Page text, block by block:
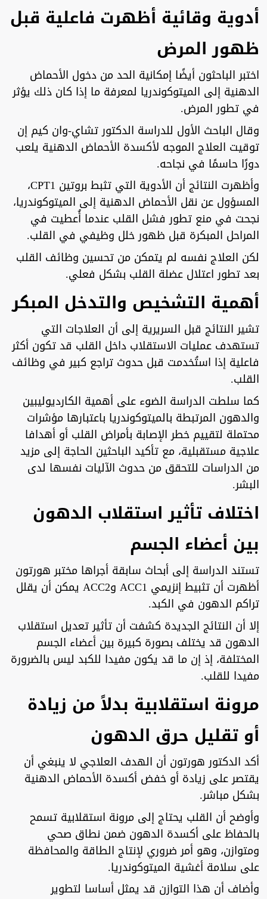
أدوية وقائية أظهرت فاعلية قبل
ظهور المرض
اختبر الباحثون أيضًا إمكانية الحد من دخول الأحماض
الدهنية إلى الميتوكوندريا لمعرفة ما إذا كان ذلك يؤثر
في تطور المرض.
وقال الباحث الأول للدراسة الدكتور تشاي-وان كيم إن
توقيت العلاج الموجه لأكسدة الأحماض الدهنية يلعب
دورًا حاسمًا في نجاحه.
وأظهرت النتائج أن الأدوية التي تثبط بروتين CPT1،
المسؤول عن نقل الأحماض الدهنية إلى الميتوكوندريا،
نجحت في منع تطور فشل القلب عندما أُعطيت في
المراحل المبكرة قبل ظهور خلل وظيفي في القلب.
لكن العلاج نفسه لم يتمكن من تحسين وظائف القلب
بعد تطور اعتلال عضلة القلب بشكل فعلي.
أهمية التشخيص والتدخل المبكر
تشير النتائج قبل السريرية إلى أن العلاجات التي
تستهدف عمليات الاستقلاب داخل القلب قد تكون أكثر
فاعلية إذا استُخدمت قبل حدوث تراجع كبير في وظائف
القلب.
كما سلطت الدراسة الضوء على أهمية الكارديوليبين
والدهون المرتبطة بالميتوكوندريا باعتبارها مؤشرات
محتملة لتقييم خطر الإصابة بأمراض القلب أو أهدافا
علاجية مستقبلية، مع تأكيد الباحثين الحاجة إلى مزيد
من الدراسات للتحقق من حدوث الآليات نفسها لدى
البشر.
اختلاف تأثير استقلاب الدهون
بين أعضاء الجسم
تستند الدراسة إلى أبحاث سابقة أجراها مختبر هورتون
أظهرت أن تثبيط إنزيمي ACC1 وACC2 يمكن أن يقلل
تراكم الدهون في الكبد.
إلا أن النتائج الجديدة كشفت أن تأثير تعديل استقلاب
الدهون قد يختلف بصورة كبيرة بين أعضاء الجسم
المختلفة، إذ إن ما قد يكون مفيدا للكبد ليس بالضرورة
مفيدا للقلب.
مرونة استقلابية بدلاً من زيادة
أو تقليل حرق الدهون
أكد الدكتور هورتون أن الهدف العلاجي لا ينبغي أن
يقتصر على زيادة أو خفض أكسدة الأحماض الدهنية
بشكل مباشر.
وأوضح أن القلب يحتاج إلى مرونة استقلابية تسمح
بالحفاظ على أكسدة الدهون ضمن نطاق صحي
ومتوازن، وهو أمر ضروري لإنتاج الطاقة والمحافظة
على سلامة أغشية الميتوكوندريا.
وأضاف أن هذا التوازن قد يمثل أساسا لتطوير